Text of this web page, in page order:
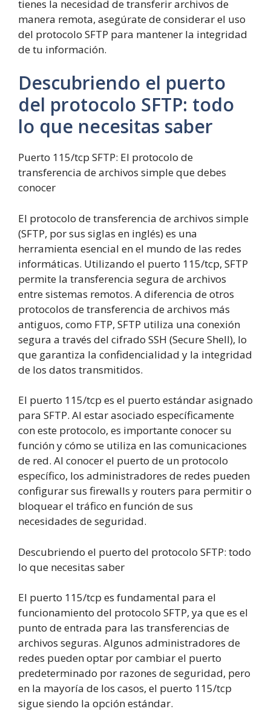
tienes la necesidad de transferir archivos de
manera remota, asegúrate de considerar el uso
del protocolo SFTP para mantener la integridad
de tu información.
Descubriendo el puerto
del protocolo SFTP: todo
lo que necesitas saber
Puerto 115/tcp SFTP: El protocolo de
transferencia de archivos simple que debes
conocer
El protocolo de transferencia de archivos simple
(SFTP, por sus siglas en inglés) es una
herramienta esencial en el mundo de las redes
informáticas. Utilizando el puerto 115/tcp, SFTP
permite la transferencia segura de archivos
entre sistemas remotos. A diferencia de otros
protocolos de transferencia de archivos más
antiguos, como FTP, SFTP utiliza una conexión
segura a través del cifrado SSH (Secure Shell), lo
que garantiza la confidencialidad y la integridad
de los datos transmitidos.
El puerto 115/tcp es el puerto estándar asignado
para SFTP. Al estar asociado específicamente
con este protocolo, es importante conocer su
función y cómo se utiliza en las comunicaciones
de red. Al conocer el puerto de un protocolo
específico, los administradores de redes pueden
configurar sus firewalls y routers para permitir o
bloquear el tráfico en función de sus
necesidades de seguridad.
Descubriendo el puerto del protocolo SFTP: todo
lo que necesitas saber
El puerto 115/tcp es fundamental para el
funcionamiento del protocolo SFTP, ya que es el
punto de entrada para las transferencias de
archivos seguras. Algunos administradores de
redes pueden optar por cambiar el puerto
predeterminado por razones de seguridad, pero
en la mayoría de los casos, el puerto 115/tcp
sigue siendo la opción estándar.